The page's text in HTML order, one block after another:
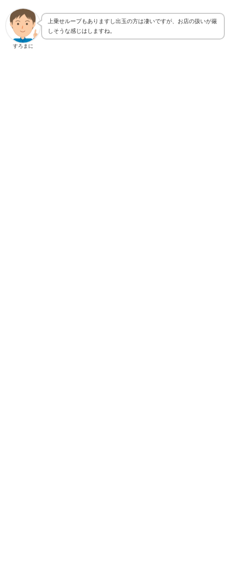
すろまに
上乗せループもありますし出玉の方は凄いですが、お店の扱いが厳
しそうな感じはしますね。